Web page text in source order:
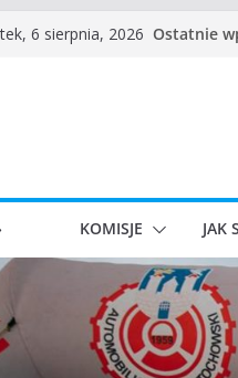
6 sierpnia, 2026 Ostatnie
KOMISJE JAK